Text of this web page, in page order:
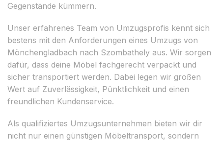
Gegenstände kümmern.
Unser erfahrenes Team von Umzugsprofis kennt sich
bestens mit den Anforderungen eines Umzugs von
Mönchengladbach nach Szombathely aus. Wir sorgen
dafür, dass deine Möbel fachgerecht verpackt und
sicher transportiert werden. Dabei legen wir großen
Wert auf Zuverlässigkeit, Pünktlichkeit und einen
freundlichen Kundenservice.
Als qualifiziertes Umzugsunternehmen bieten wir dir
nicht nur einen günstigen Möbeltransport, sondern